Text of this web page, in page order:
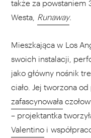
także za powstaniem
Westa, Runaway.
Mieszkająca w Los
swoich instalacji,
jako główny nośnik
ciało. Jej tworzona
zafascynowała
– projektantka
Valentino i